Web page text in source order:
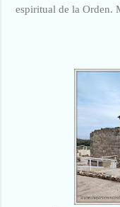
espiritual de la Orden.